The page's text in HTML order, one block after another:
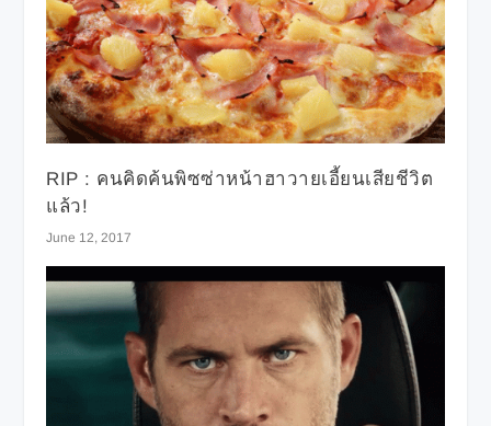
RIP : คนคิดค้นพิซซ่าหน้าฮาวายเอี้ยนเสียชีวิต
แล้ว!
June 12, 2017